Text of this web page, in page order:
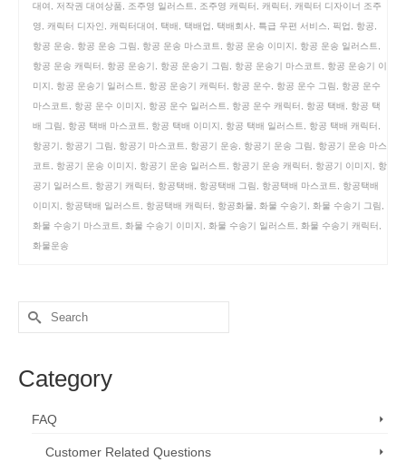
대여, 저작권 대여상품, 조주영 일러스트, 조주영 캐릭터, 캐릭터, 캐릭터 디자이너 조주
영, 캐릭터 디자인, 캐릭터대여, 택배, 택배업, 택배회사, 특급 우편 서비스, 픽업, 항공,
항공 운송, 항공 운송 그림, 항공 운송 마스코트, 항공 운송 이미지, 항공 운송 일러스트,
항공 운송 캐릭터, 항공 운송기, 항공 운송기 그림, 항공 운송기 마스코트, 항공 운송기 이
미지, 항공 운송기 일러스트, 항공 운송기 캐릭터, 항공 운수, 항공 운수 그림, 항공 운수
마스코트, 항공 운수 이미지, 항공 운수 일러스트, 항공 운수 캐릭터, 항공 택배, 항공 택
배 그림, 항공 택배 마스코트, 항공 택배 이미지, 항공 택배 일러스트, 항공 택배 캐릭터,
항공기, 항공기 그림, 항공기 마스코트, 항공기 운송, 항공기 운송 그림, 항공기 운송 마스
코트, 항공기 운송 이미지, 항공기 운송 일러스트, 항공기 운송 캐릭터, 항공기 이미지, 항
공기 일러스트, 항공기 캐릭터, 항공택배, 항공택배 그림, 항공택배 마스코트, 항공택배
이미지, 항공택배 일러스트, 항공택배 캐릭터, 항공화물, 화물 수송기, 화물 수송기 그림,
화물 수송기 마스코트, 화물 수송기 이미지, 화물 수송기 일러스트, 화물 수송기 캐릭터,
화물운송
Search
for:
Category
FAQ
Customer Related Questions